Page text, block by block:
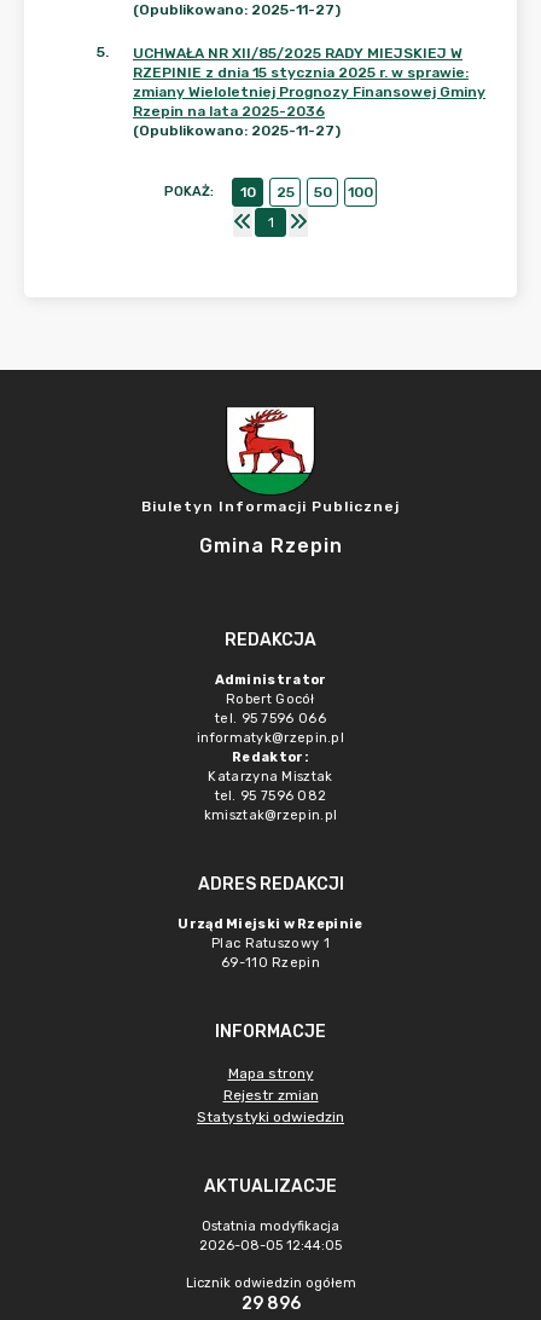
(Opublikowano: 2025-11-27)
5.
UCHWAŁA NR XII/85/2025 RADY MIEJSKIEJ W
RZEPINIE z dnia 15 stycznia 2025 r. w sprawie:
zmiany Wieloletniej Prognozy Finansowej Gminy
Rzepin na lata 2025-2036
(Opublikowano: 2025-11-27)
POKAŻ: 10 25 50
100
1
Biuletyn Informacji Publicznej
Gmina Rzepin
REDAKCJA
Administrator
Robert Gocół
tel. 95 7596 066
informatyk@rzepin.pl
Redaktor:
Katarzyna Misztak
tel. 95 7596 082
kmisztak@rzepin.pl
ADRES REDAKCJI
Urząd Miejski w Rzepinie
Plac Ratuszowy 1
69-110 Rzepin
INFORMACJE
Mapa strony
Rejestr zmian
Statystyki odwiedzin
AKTUALIZACJE
Ostatnia modyfikacja
2026-08-05 12:44:05
Licznik odwiedzin ogółem
29 896